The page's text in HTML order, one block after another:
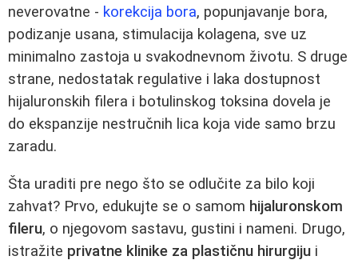
neverovatne - korekcija bora, popunjavanje bora,
podizanje usana, stimulacija kolagena, sve uz
minimalno zastoja u svakodnevnom životu. S druge
strane, nedostatak regulative i laka dostupnost
hijaluronskih filera i botulinskog toksina dovela je
do ekspanzije nestručnih lica koja vide samo brzu
zaradu.
Šta uraditi pre nego što se odlučite za bilo koji
zahvat? Prvo, edukujte se o samom hijaluronskom
fileru, o njegovom sastavu, gustini i nameni. Drugo,
istražite privatne klinike za plastičnu hirurgiju i